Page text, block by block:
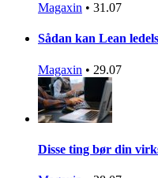
Magaxin • 31.07
Sådan kan Lean
Magaxin • 29.07
Disse ting bør din